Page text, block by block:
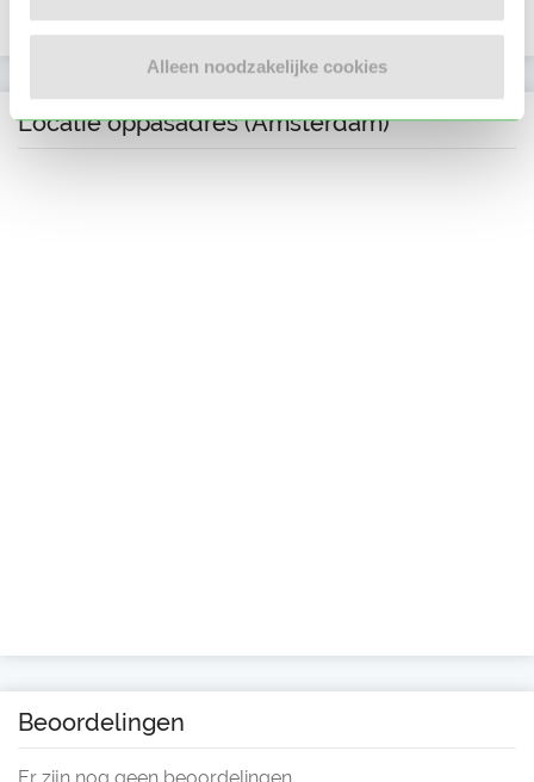
Alleen noodzakelijke cookies
Locatie oppasadres (Amsterdam)
Beoordelingen